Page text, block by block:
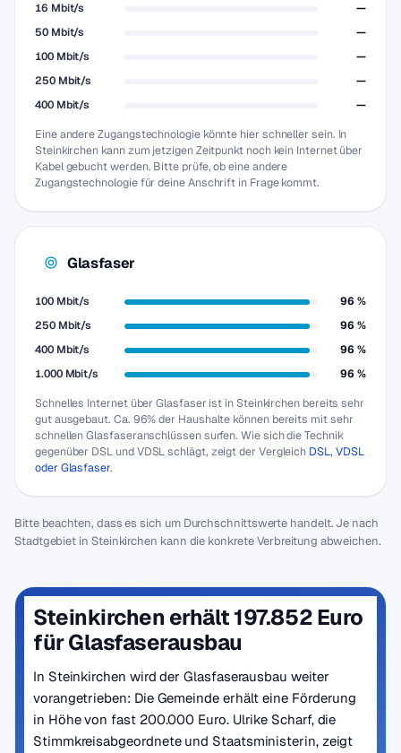
16 Mbit/s
—
50 Mbit/s
—
100 Mbit/s
—
250 Mbit/s
—
400 Mbit/s
—
Eine andere Zugangstechnologie könnte hier schneller sein. In
Steinkirchen kann zum jetzigen Zeitpunkt noch kein Internet über
Kabel gebucht werden. Bitte prüfe, ob eine andere
Zugangstechnologie für deine Anschrift in Frage kommt.
Glasfaser
100 Mbit/s
96 %
250 Mbit/s
96 %
400 Mbit/s
96 %
1.000 Mbit/s
96 %
Schnelles Internet über Glasfaser ist in Steinkirchen bereits sehr
gut ausgebaut. Ca. 96% der Haushalte können bereits mit sehr
schnellen Glasfaseranschlüssen surfen. Wie sich die Technik
gegenüber DSL und VDSL schlägt, zeigt der Vergleich DSL, VDSL
oder Glasfaser.
Bitte beachten, dass es sich um Durchschnittswerte handelt. Je nach
Stadtgebiet in Steinkirchen kann die konkrete Verbreitung abweichen.
Steinkirchen erhält 197.852 Euro
für Glasfaserausbau
In Steinkirchen wird der Glasfaserausbau weiter
vorangetrieben: Die Gemeinde erhält eine Förderung
in Höhe von fast 200.000 Euro. Ulrike Scharf, die
Stimmkreisabgeordnete und Staatsministerin, zeigt